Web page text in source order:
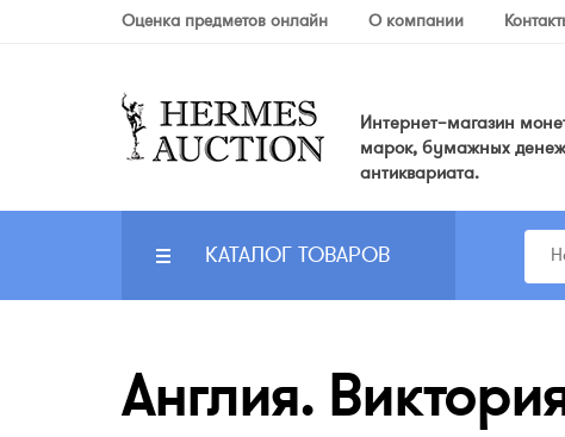
Оценка предметов онлайн О компании
Интернет–магазин
марок, бумажных
антиквариата.
КАТАЛОГ ТОВАРОВ
Англия.